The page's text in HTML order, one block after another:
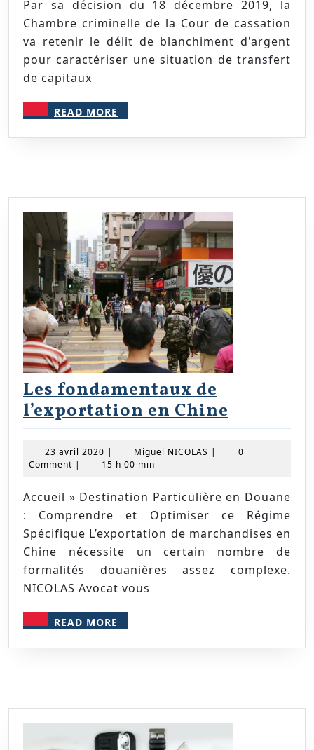
et
d’argent:
Par sa décision du 18 décembre 2019, la
Chambre criminelle de la Cour de cassation
va retenir le délit de blanchiment d'argent
pour caractériser une situation de transfert
de capitaux
READ MORE
MORE
Les fondamentaux de
l’exportation en ChineLes
de
en
Chine
23 avril 2020 23
avril
| Miguel NICOLAS Miguel
|
0
Comment | 15 h 00 min
Accueil » Destination Particulière en Douane
: Comprendre et Optimiser ce Régime
Spécifique L’exportation de marchandises en
Chine nécessite un certain nombre de
formalités douanières assez complexe.
NICOLAS Avocat vous
READ MORE
MORE